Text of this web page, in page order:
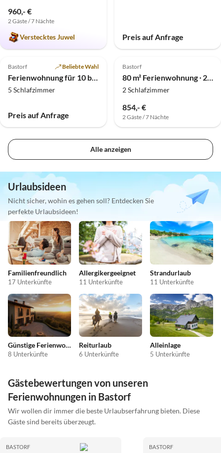
960,- €
2 Gäste / 7 Nächte
Verstecktes Juwel Preis auf Anfrage
Bastorf Beliebte Wahl
Ferienwohnung für 10 bis 12 Personen auf dem Holthof/Ostsee
5 Schlafzimmer
Preis auf Anfrage
Bastorf
80 m² Ferienwohnung ∙ 2 Schlafzimmer ∙ 4 Gäste
2 Schlafzimmer
854,- €
2 Gäste / 7 Nächte
Alle anzeigen
Urlaubsideen
Nicht sicher, wohin es gehen soll? Entdecken Sie
perfekte Urlaubsideen!
Familienfreundlich
17 Unterkünfte
Allergikergeeignet
11 Unterkünfte
Strandurlaub
11 Unterkünfte
Günstige Ferienwohnungen
8 Unterkünfte
Reiturlaub
6 Unterkünfte
Alleinlage
5 Unterkünfte
Gästebewertungen von unseren
Ferienwohnungen in Bastorf
Wir wollen dir immer die beste Urlaubserfahrung bieten. Diese
Gäste sind bereits überzeugt.
BASTORF BASTORF